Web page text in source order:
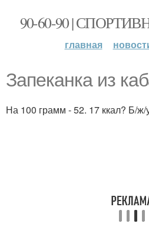
90-60-90 |
главная
Запеканка из
На 100 грамм - 52. 17 ккал? Б/ж/